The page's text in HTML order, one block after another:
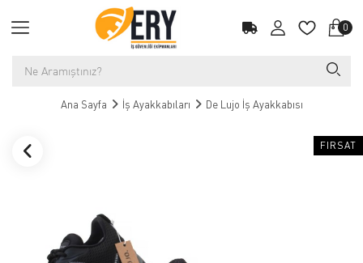
0
Ana Sayfa İş Ayakkabıları De Lujo İş Ayakkabısı
FIRSAT